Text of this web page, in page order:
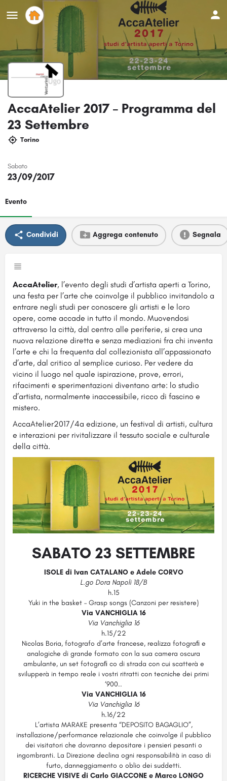
AccaAtelier 2017 – Programma del
23 Settembre
Torino
Sabato
23/09/2017
Evento
Condividi Aggrega contenuto Segnala
AccaAtelier, l’evento degli studi d’artista aperti a Torino,
una festa per l’arte che coinvolge il pubblico invitandolo a
entrare negli studi per conoscere gli artisti e le loro
opere, come accade in tutto il mondo. Muovendosi
attraverso la città, dal centro alle periferie, si crea una
nuova relazione diretta e senza mediazioni fra chi inventa
l’arte e chi la frequenta dal collezionista all’appassionato
d’arte, dal critico al semplice curioso. Per vedere da
vicino il luogo nel quale ispirazione, prove, errori,
rifacimenti e sperimentazioni diventano arte: lo studio
d’artista, normalmente inaccessibile, ricco di fascino e
mistero.
AccaAtelier2017/4a edizione, un festival di artisti, cultura
e interazioni per rivitalizzare il tessuto sociale e culturale
della città.
SABATO 23 SETTEMBRE
ISOLE di Ivan CATALANO e Adele CORVO
L.go Dora Napoli 18/B
h.15
Yuki in the basket – Grasp songs (Canzoni per resistere)
Via VANCHIGLIA 16
Via Vanchiglia 16
h.15/22
Nicolas Boria, fotografo d’arte francese, realizza fotograﬁ e
analogiche di grande formato con la sua camera oscura
ambulante, un set fotograﬁ co di strada con cui scatterà e
svilupperà in tempo reale i vostri ritratti con tecniche dei primi
‘900..
Via VANCHIGLIA 16
Via Vanchiglia 16
h.16/22
L’artista MARAKE presenta “DEPOSITO BAGAGLIO”,
installazione/performance relazionale che coinvolge il pubblico
dei visitatori che dovranno depositare i pensieri pesanti o
ingombranti. La Direzione declina ogni responsabilità in caso di
furto, danneggiamento o oblio dei suddetti.
RICERCHE VISIVE di Carlo GIACCONE e Marco LONGO